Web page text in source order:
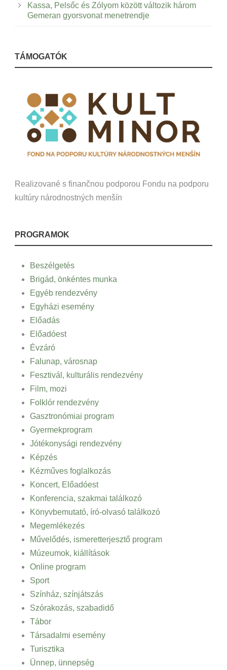
Kassa, Pelsőc és Zólyom között változik három
Gemeran gyorsvonat menetrendje
TÁMOGATÓK
Realizované s finančnou podporou Fondu na podporu
kultúry národnostných menšín
PROGRAMOK
Beszélgetés
Brigád, önkéntes munka
Egyéb rendezvény
Egyházi esemény
Előadás
Előadóest
Évzáró
Falunap, városnap
Fesztivál, kulturális rendezvény
Film, mozi
Folklór rendezvény
Gasztronómiai program
Gyermekprogram
Jótékonysági rendezvény
Képzés
Kézműves foglalkozás
Koncert, Előadóest
Konferencia, szakmai találkozó
Könyvbemutató, író-olvasó találkozó
Megemlékezés
Művelődés, ismeretterjesztő program
Múzeumok, kiállítások
Online program
Sport
Színház, színjátszás
Szórakozás, szabadidő
Tábor
Társadalmi esemény
Turisztika
Ünnep, ünnepség